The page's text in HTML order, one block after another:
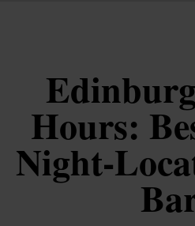
Hours:
Night-